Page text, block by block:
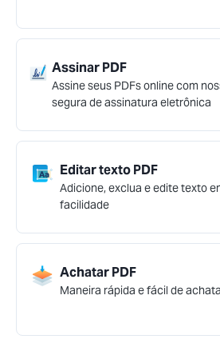
Assinar PDF
Assine seus PDFs online com
segura de assinatura eletrônica
Editar texto PDF
Adicione, exclua e edite texto
facilidade
Achatar PDF
Maneira rápida e fácil de